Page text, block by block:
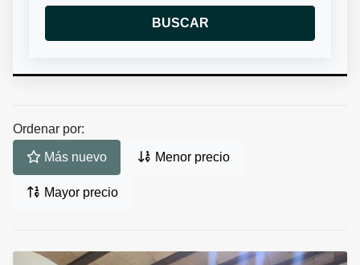
BUSCAR
Ordenar por:
Más nuevo Menor precio
Mayor precio